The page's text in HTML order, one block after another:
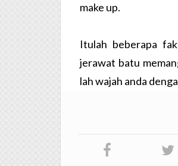
make up.
Itulah beberapa
jerawat batu
lah wajah anda